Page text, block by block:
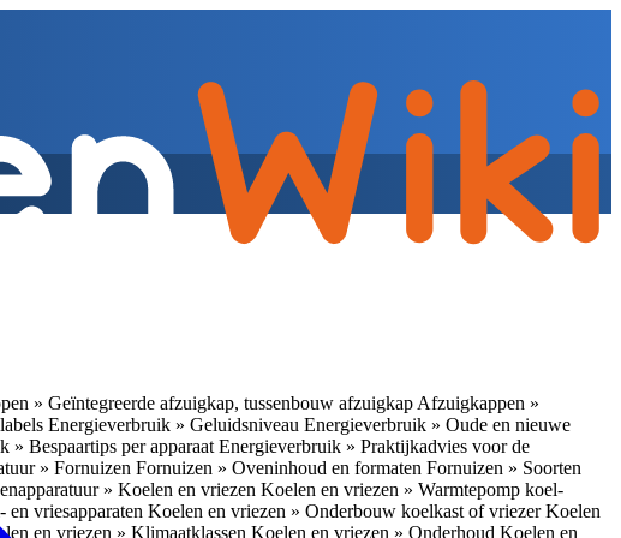
» Geïntegreerde afzuigkap, tussenbouw afzuigkap Afzuigkappen »
Energieverbruik » Geluidsniveau Energieverbruik » Oude en nieuwe
» Bespaartips per apparaat Energieverbruik » Praktijkadvies voor de
» Fornuizen Fornuizen » Oveninhoud en formaten Fornuizen » Soorten
» Koelen en vriezen Koelen en vriezen » Warmtepomp koel-
en vriesapparaten Koelen en vriezen » Onderbouw koelkast of vriezerKoelen
en vriezen » Klimaatklassen Koelen en vriezen » Onderhoud Koelen en